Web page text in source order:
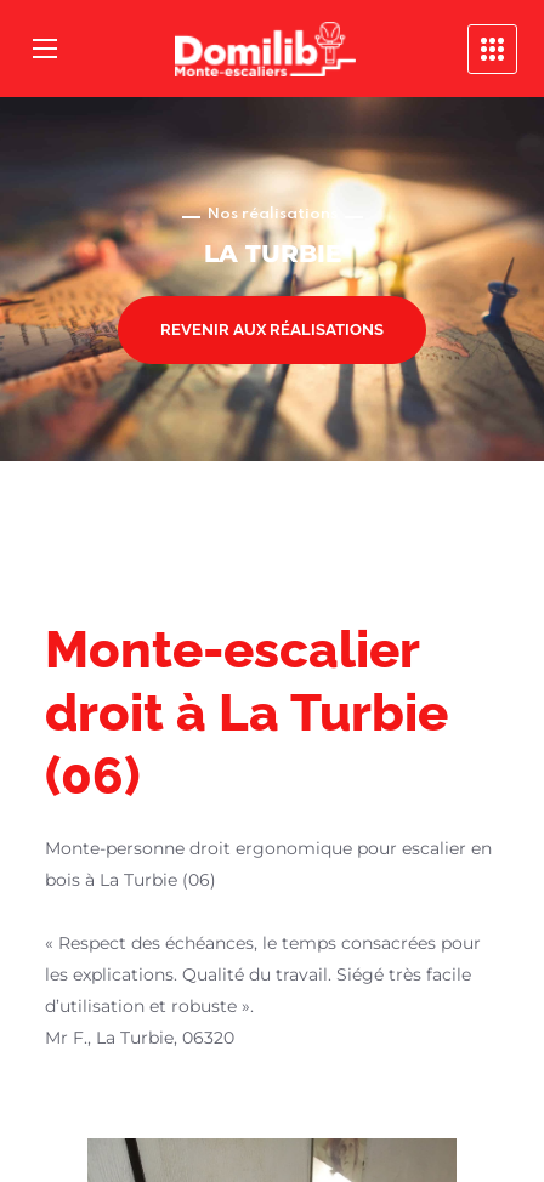
Nos réalisations
LA TURBIE
REVENIR AUX RÉALISATIONS
Monte-escalier
droit à La Turbie
(06)
Monte-personne droit ergonomique pour escalier en
bois à La Turbie (06)
« Respect des échéances, le temps consacrées pour
les explications. Qualité du travail. Siégé très facile
d’utilisation et robuste ».
Mr F., La Turbie, 06320